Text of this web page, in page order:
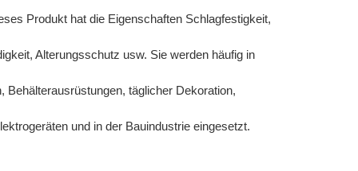
Produkt hat die Eigenschaften Schlagfestigkeit,
Alterungsschutz usw. Sie werden häufig in
Behälterausrüstungen, täglicher Dekoration,
und in der Bauindustrie eingesetzt.